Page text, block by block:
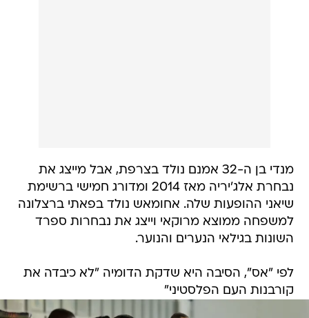
מנדי בן ה-32 אמנם נולד בצרפת, אבל מייצג את
נבחרת אלג'יריה מאז 2014 ומדורג חמישי ברשימת
שיאני ההופעות שלה. אחומאש נולד בפאתי ברצלונה
למשפחה ממוצא מרוקאי וייצג את נבחרות ספרד
השונות בגילאי הנערים והנוער.
לפי "אס", הסיבה היא שדקת הדומיה "לא כיבדה את
קורבנות העם הפלסטיני"